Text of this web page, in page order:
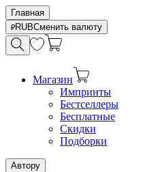
Главная
RUBСменить валюту
Магазин
Импринты
Бестселлеры
Бесплатные
Скидки
Подборки
Автору